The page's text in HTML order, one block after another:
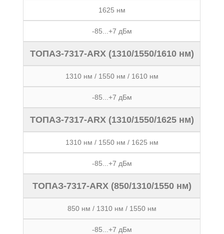
1625 нм
-85...+7 дБм
ТОПАЗ-7317-ARX (1310/1550/1610 нм)
1310 нм / 1550 нм / 1610 нм
-85...+7 дБм
ТОПАЗ-7317-ARX (1310/1550/1625 нм)
1310 нм / 1550 нм / 1625 нм
-85...+7 дБм
ТОПАЗ-7317-ARX (850/1310/1550 нм)
850 нм / 1310 нм / 1550 нм
-85...+7 дБм